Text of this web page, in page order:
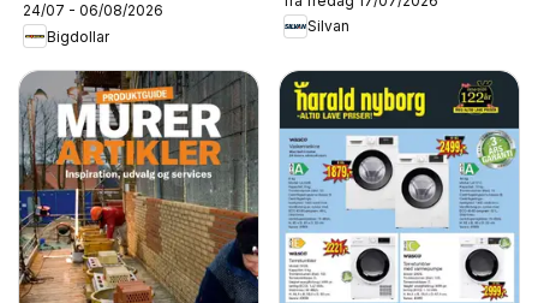
24/07 - 06/08/2026
Bigdollar
Sensommerudsalg
Silvan